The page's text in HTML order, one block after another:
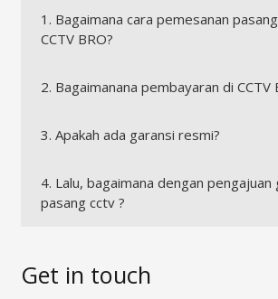
1. Bagaimana cara pemesanan
CCTV BRO?
2. Bagaimanana pembayaran di CCTV
3. Apakah ada garansi resmi?
4. Lalu, bagaimana dengan pengajuan
pasang cctv ?
Get in touch